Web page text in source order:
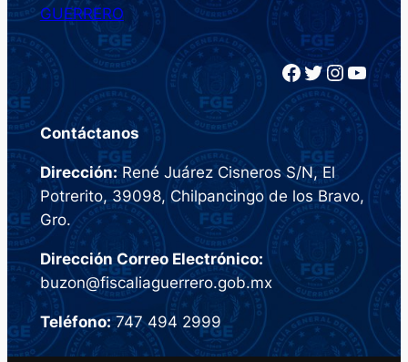
GUERRERO
Facebook Twitter InstagramYouTube
Contáctanos
Dirección: René Juárez Cisneros S/N, El
Potrerito, 39098, Chilpancingo de los Bravo,
Gro.
Dirección Correo Electrónico:
buzon@fiscaliaguerrero.gob.mx
Teléfono:747 494 2999